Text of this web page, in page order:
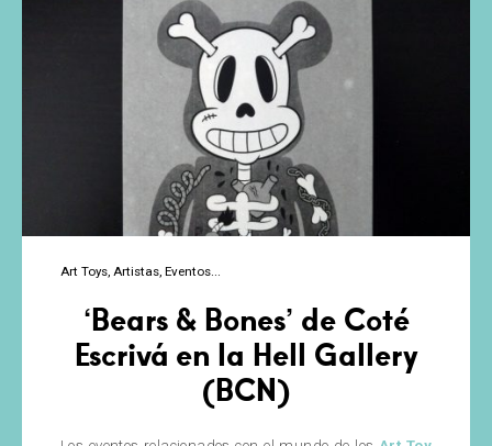
Art Toys Artistas Eventos
‘Bears & Bones’ de Coté
Escrivá en la Hell Gallery
(BCN)